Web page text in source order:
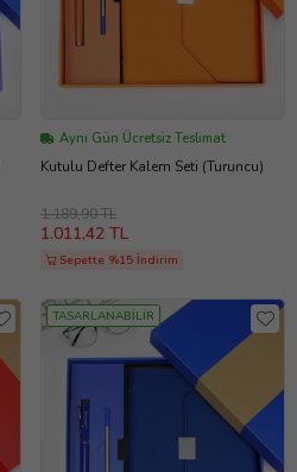
Aynı Gün Ücretsiz Teslimat
Kutulu Defter Kalem Seti (Turuncu)
1.189,90 TL
1.011,42 TL
Sepette %15 İndirim
TASARLANABİLİR